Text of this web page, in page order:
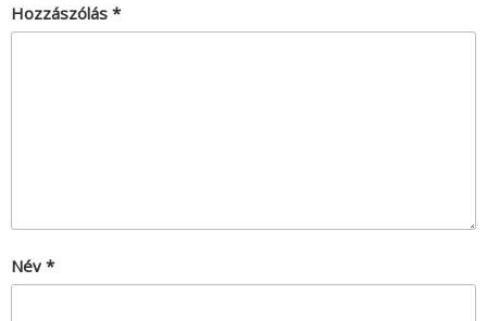
Hozzászólás *
Név *